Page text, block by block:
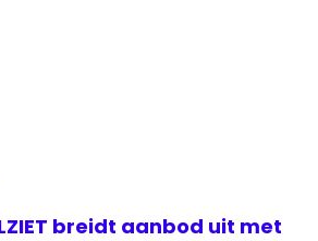
breidt aanbod uit met